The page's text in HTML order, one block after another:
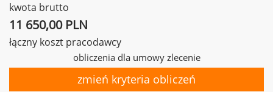
kwota brutto
11 650,00 PLN
łączny koszt pracodawcy
obliczenia dla umowy zlecenie
zmień kryteria obliczeń